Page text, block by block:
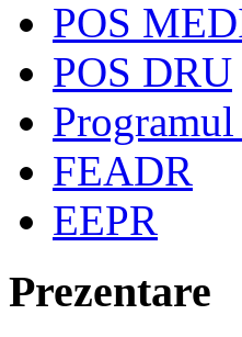
POS
POS DRU
FEADR
EEPR
Prezentare